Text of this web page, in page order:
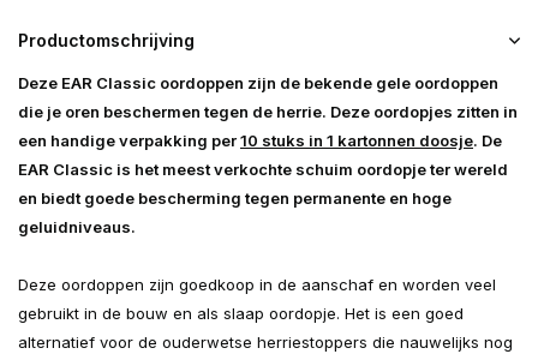
Productomschrijving
Deze EAR Classic oordoppen zijn de bekende gele oordoppen
die je oren beschermen tegen de herrie. Deze oordopjes zitten in
een handige verpakking per10 stuks in 1 kartonnen doosje. De
EAR Classic is het meest verkochte schuim oordopje ter wereld
en biedt goede bescherming tegen permanente en hoge
geluidniveaus.
Deze oordoppen zijn goedkoop in de aanschaf en worden veel
gebruikt in de bouw en als slaap oordopje. Het is een goed
alternatief voor de ouderwetse herriestoppers die nauwelijks nog